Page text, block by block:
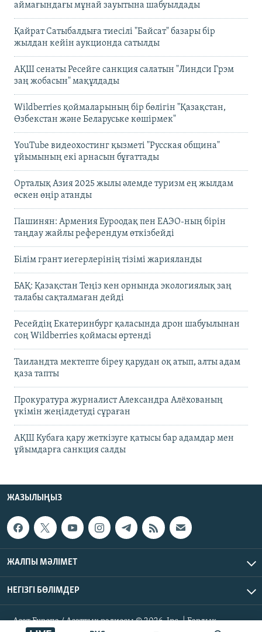
аймағындағы мұнай зауытына шабуылдады
Қайрат Сатыбалдыға тиесілі "Байсат" базары бір
жылдан кейін аукционда сатылды
АҚШ сенаты Ресейге санкция салатын "Линдси Грэм
заң жобасын" мақұлдады
Wildberries қоймаларының бір бөлігін "Қазақстан,
Өзбекстан және Беларуське көшірмек"
YouTube видеохостинг қызметі "Русская община"
ұйымының екі арнасын бұғаттады
Орталық Азия 2025 жылы әлемде туризм ең жылдам
өскен өңір атанды
Пашинян: Армения Еуроодақ пен ЕАЭО-ның бірін
таңдау жайлы референдум өткізбейді
Білім грант иегерлерінің тізімі жарияланды
БАҚ: Қазақстан Теңіз кен орнында экологиялық заң
талабы сақталмаған дейді
Ресейдің Екатеринбург қаласында дрон шабуылынан
соң Wildberries қоймасы өртенді
Таиландта мектепте біреу қарудан оқ атып, алты адам
қаза тапты
Прокуратура журналист Александра Алёхованың
үкімін жеңілдетуді сұраған
АҚШ Кубаға қару жеткізуге қатысы бар адамдар мен
ұйымдарға санкция салды
ЖАЗЫЛЫҢЫЗ
ЖАЛПЫ МӘЛІМЕТ
НЕГІЗГІ БӨЛІМДЕР
Азат Еуропа / Азаттық радиосы © 2026, Inc. | Барлық